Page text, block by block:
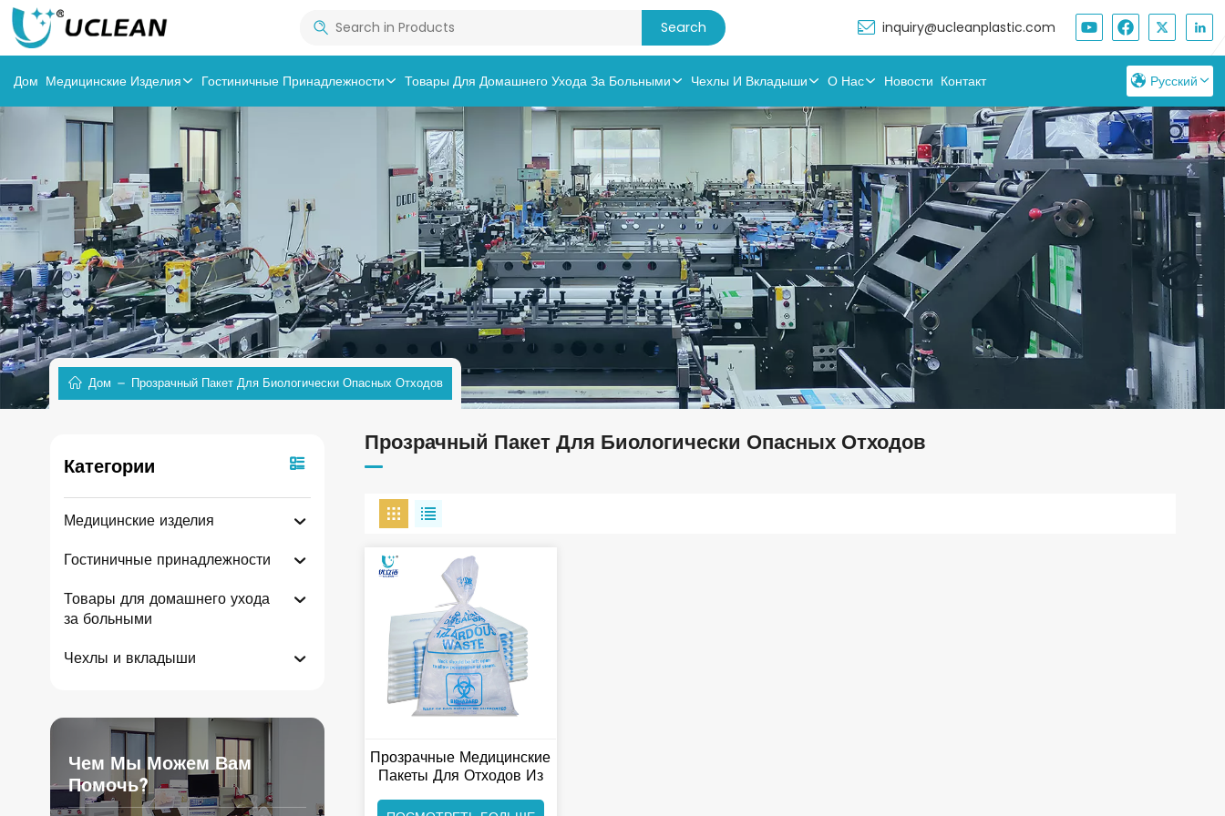
inquiry@ucleanplastic.com
Дом Медицинские Изделия Гостиничные Принадлежности Товары Для Домашнего Ухода За Больными Чехлы И Вкладыши О Нас Новости Контакт Русский
English
Français
Русский
Дом Прозрачный Пакет Для Биологически Опасных Отходов
Категории
Медицинские изделия
Гостиничные принадлежности
Товары для домашнего ухода
за больными
Чехлы и вкладыши
Чем Мы Можем Вам
Помочь?
Прозрачный Пакет Для Биологически Опасных Отходов
Прозрачные Медицинские
Пакеты Для Отходов Из
Полипропилена,